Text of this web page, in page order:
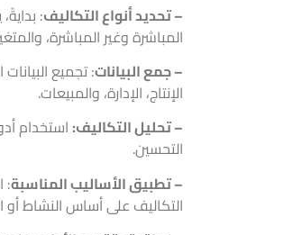
– تحديد أنواع التكاليف:
المباشرة وغير المباشرة،
– جمع البيانات: تجميع
الإنتاج، الإدارة، والمبيعات.
– تحليل التكاليف:استخدام
التحسين.
– تطبيق الأساليب المناسبة:
التكاليف على أساس النشاط أو